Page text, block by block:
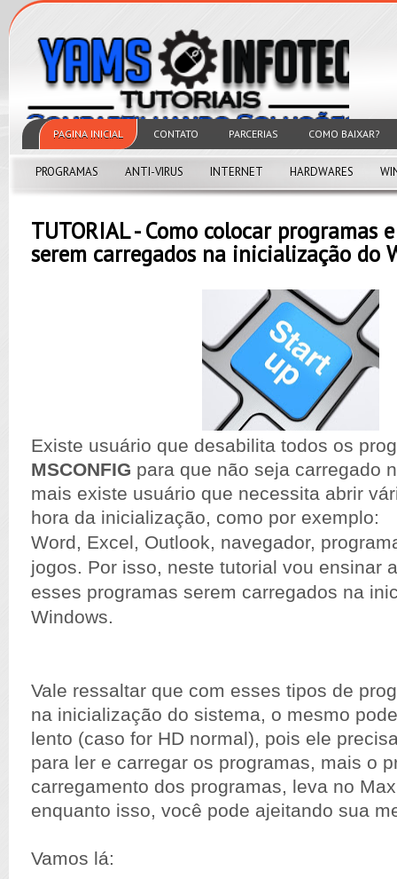
PAGINA INICIAL CONTATO PARCERIAS COMO BAIXAR?
PROGRAMAS ANTI-VIRUS INTERNET HARDWARES
TUTORIAL - Como colocar programas
serem carregados na inicialização do
Existe usuário que desabilita todos os
MSCONFIG para que não seja carregado
mais existe usuário que necessita abrir
hora da inicialização, como por exemplo:
Word, Excel, Outlook, navegador,
jogos. Por isso, neste tutorial vou ensinar
esses programas serem carregados na
Windows.
Vale ressaltar que com esses tipos de
na inicialização do sistema, o mesmo
lento (caso for HD normal), pois ele
para ler e carregar os programas, mais o
carregamento dos programas, leva no
enquanto isso, você pode ajeitando sua
Vamos lá: